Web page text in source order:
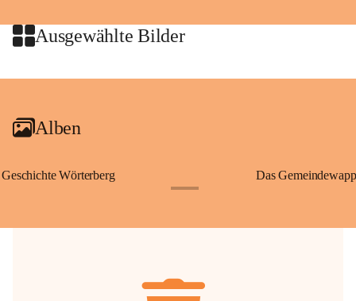
🔏 Zum Schutz unseres Gemeindearchivs danken wir allen Bürgerinnen
Erinnerungen, die dazu beitragen, die Geschichte unserer Heimat
Ausgewählte Bilder
+2
Alben
Geschichte Wörterberg Das